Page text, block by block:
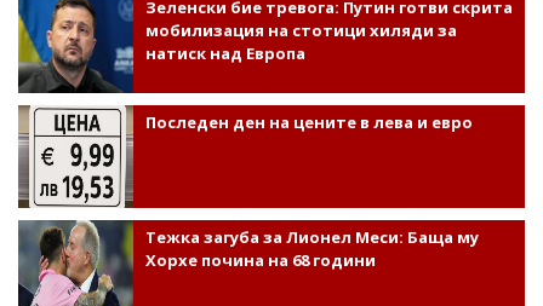
Зеленски бие тревога: Путин готви скрита
мобилизация на стотици хиляди за
натиск над Европа
Последен ден на цените в лева и евро
Тежка загуба за Лионел Меси: Баща му
Хорхе почина на 68 години